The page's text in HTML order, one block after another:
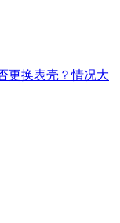
更换表壳？情况大